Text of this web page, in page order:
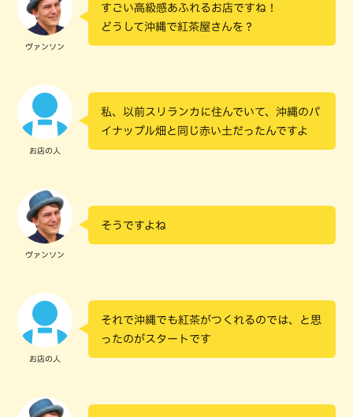
ヴァンソン
すごい高級感あふれるお店ですね！
どうして沖縄で紅茶屋さんを？
お店の人
私、以前スリランカに住んでいて、沖縄のパ
イナップル畑と同じ赤い土だったんですよ
ヴァンソン
そうですよね
お店の人
それで沖縄でも紅茶がつくれるのでは、と思
ったのがスタートです